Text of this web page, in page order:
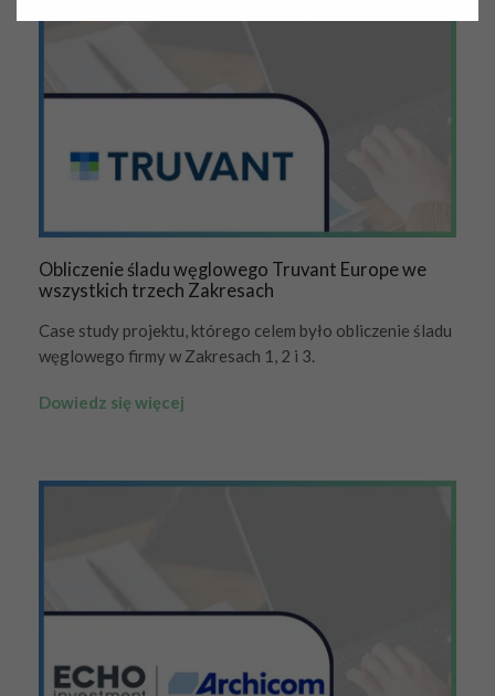
Obliczenie śladu węglowego Truvant Europe we
wszystkich trzech Zakresach
Case study projektu, którego celem było obliczenie śladu
węglowego firmy w Zakresach 1, 2 i 3.
Dowiedz się więcej